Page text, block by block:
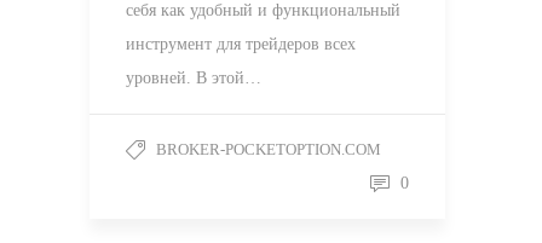
себя как удобный и функциональный
инструмент для трейдеров всех
уровней. В этой…
BROKER-POCKETOPTION.COM
0